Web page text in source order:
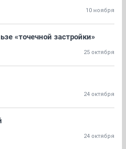
10 ноября
«точечной застройки»
25 октября
24 октября
24 октября